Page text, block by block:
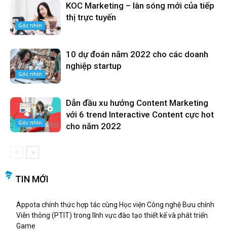
Góc nhìn
KOC Marketing – làn sóng mới của tiếp
thị trực tuyến
Góc nhìn
10 dự đoán năm 2022 cho các doanh
nghiệp startup
Góc nhìn
Dẫn đầu xu hướng Content Marketing
với 6 trend Interactive Content cực hot
cho năm 2022
TIN MỚI
Appota chính thức hợp tác cùng Học viện Công nghệ Bưu chính
Viễn thông (PTIT) trong lĩnh vực đào tạo thiết kế và phát triển
Game